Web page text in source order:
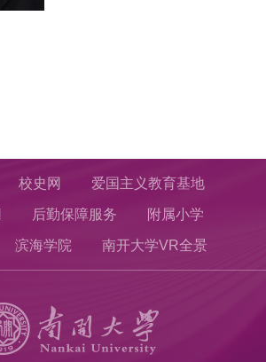
校史网 爱国主义教育基地
后勤保障服务 附属小学
滨海学院 南开大学VR全景